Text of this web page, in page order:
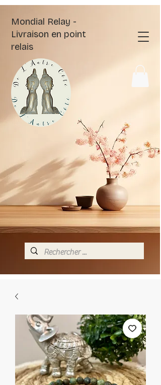
Mondial Relay -
Livraison en point
relais